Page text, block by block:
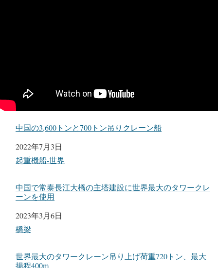
中国の3,600トンと700トン吊りクレーン船
日付
2022年7月3日
関連理由
起重機船-世界
中国で常泰長江大橋の主塔建設に世界最大のタワークレ
ーンを使用
日付
2023年3月6日
関連理由
橋梁
世界最大のタワークレーン吊り上げ荷重720トン、最大
揚程400m